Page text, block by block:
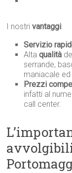
I nostrivantaggi:
Servizio
Altaqualità
serrande,
maniacale
Prezzi
infatti al
call center.